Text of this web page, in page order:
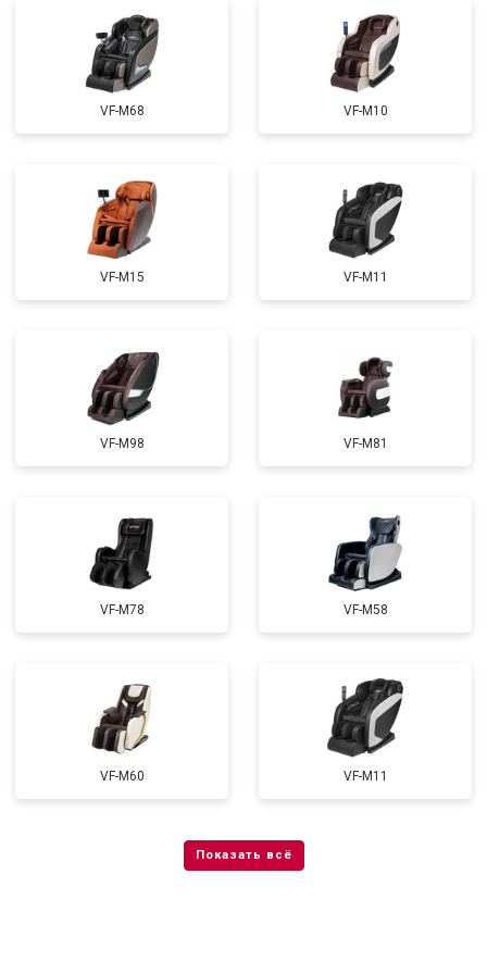
Ремонт купюроприемника от 4700 ₽ Заказать
Замена сетевого трансформатора
VF-M68 VF-M10
VF-M15 VF-M11
VF-M98 VF-M81
VF-M78 VF-M58
VF-M60 VF-M11